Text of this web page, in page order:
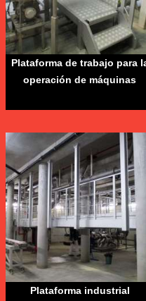
Plataforma de trabajo para
operación de máquinas
Plataforma industrial